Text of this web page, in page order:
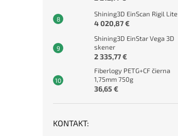
Shining3D EinScan Rigil Lite
4 020,87 €
Shining3D EinStar Vega 3D
skener
2 335,77 €
Fiberlogy PETG+CF čierna
1,75mm 750g
36,65 €
KONTAKT: